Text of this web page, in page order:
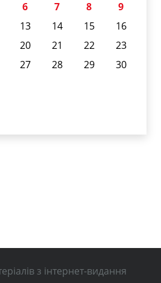
6 7 8
9
13 14 15
16
20 21 22
23
27 28 29
30
з інтернет-видання